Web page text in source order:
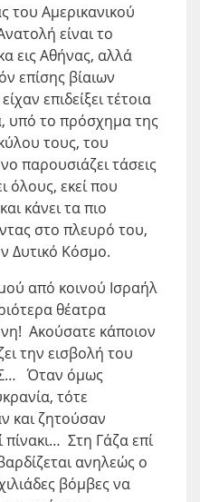
του Αμερικανικού
είναι το
εις Αθήνας, αλλά
επίσης βίαιων
επιδείξει τέτοια
υπό το πρόσχημα της
τους, του
παρουσιάζει τάσεις
όλους, εκεί που
κάνει τα πιο
στο πλευρό του,
Δυτικό Κόσμο.
από κοινού Ισραήλ
θέατρα
Ακούσατε κάποιον
την εισβολή του
Όταν όμως
τότε
και ζητούσαν
Στη Γάζα επί
ανηλεώς ο
βόμβες να